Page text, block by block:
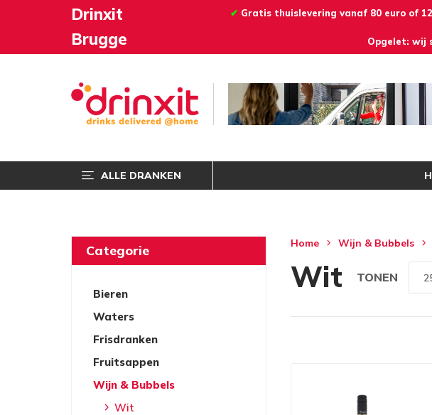
Drinxit
Brugge
✔ Gratis thuislevering vanaf 80 euro of
Opgelet: wij
ALLE DRANKEN
Categorie
Bieren
Waters
Frisdranken
Fruitsappen
Wijn & Bubbels
Wit
Home Wijn & Bubbels
Wit TONEN